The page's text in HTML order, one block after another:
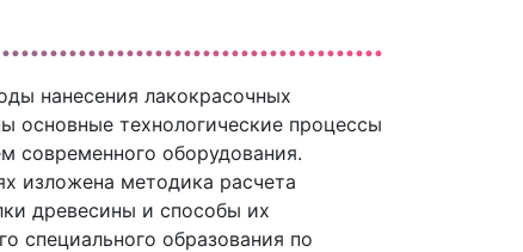
нанесения лакокрасочных
основные технологические процессы
современного оборудования.
изложена методика расчета
древесины и способы их
специального образования по